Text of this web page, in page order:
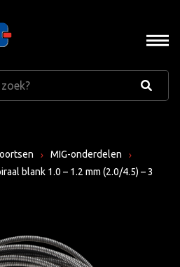
MIG-onderdelen
blank 1.0 – 1.2 mm (2.0/4.5) – 3